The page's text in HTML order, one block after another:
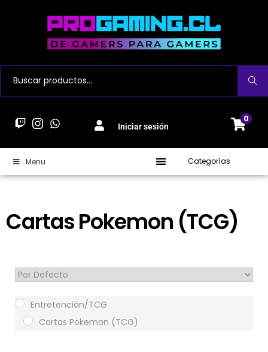
Buscar
Iniciar sesión
0
Menu Categorías
Cartas Pokemon (TCG)
Sort Products
Entretención/TCG
Cartas Pokemon (TCG)